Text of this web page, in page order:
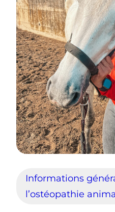
Informations
l’ostéopathie